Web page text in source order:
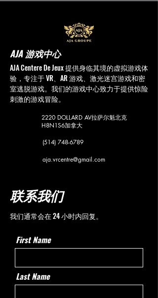
AJA 游戏中心
AJA Centere De Jeux 提供身临其境的虚拟游戏体
验，专注于 VR、AR 游戏、激光迷宫游戏和密
室逃脱游戏。我们的游戏中心致力于提供惊险
刺激的游戏冒险。
2220 DOLLARD AV拉萨尔魁北克
H8N1S6加拿大
(514) 748-6789
aja.vrcentre@gmail.com
联系我们
我们通常会在 24 小时内回复。
First Name
Last Name